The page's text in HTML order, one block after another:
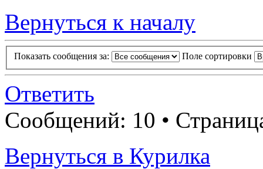
Вернуться к началу
Показать сообщения за: Поле сортировки
Ответить
Сообщений: 10 •
Вернуться в Курилка